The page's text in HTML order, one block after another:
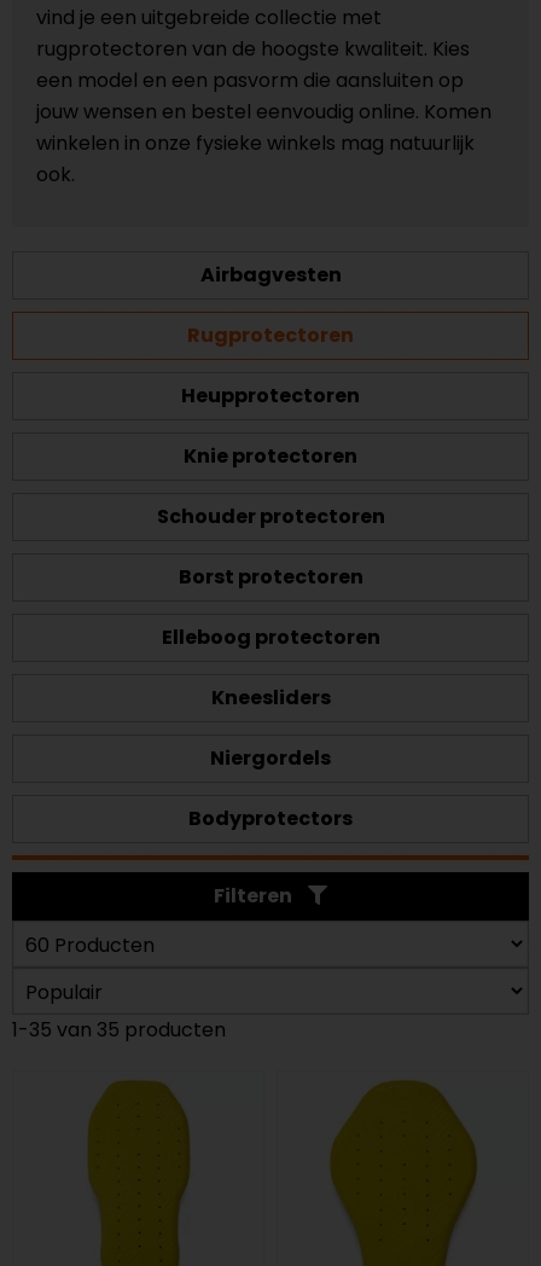
vind je een uitgebreide collectie met
rugprotectoren van de hoogste kwaliteit. Kies
een model en een pasvorm die aansluiten op
jouw wensen en bestel eenvoudig online. Komen
winkelen in onze fysieke winkels mag natuurlijk
ook.
Airbagvesten
Rugprotectoren
Heupprotectoren
Knie protectoren
Schouder protectoren
Borst protectoren
Elleboog protectoren
Kneesliders
Niergordels
Bodyprotectors
Filteren
1-35 van 35 producten